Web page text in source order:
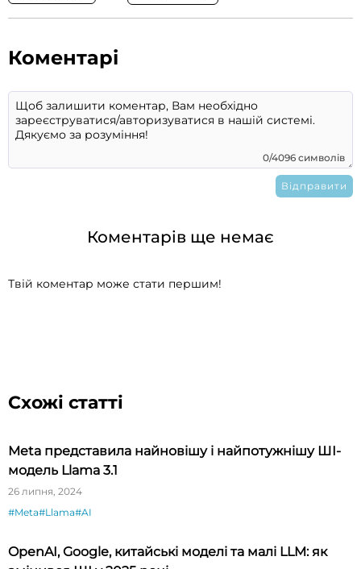
Коментарі
0/4096 символів
Коментарів ще немає
Твій коментар може стати першим!
Схожі статті
Meta представила найновішу і найпотужнішу ШІ-
модель Llama 3.1
26 липня, 2024
#Meta#Llama#AI
OpenAI, Google, китайські моделі та малі LLM: як